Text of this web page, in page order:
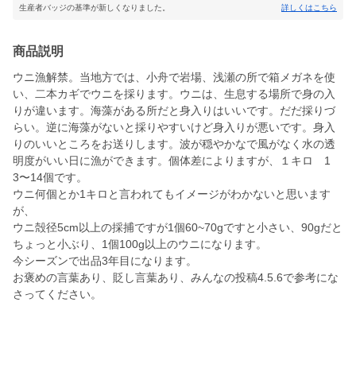
生産者バッジの基準が新しくなりました。 詳しくはこちら
商品説明
ウニ漁解禁。当地方では、小舟で岩場、浅瀬の所で箱メガネを使
い、二本カギでウニを採ります。ウニは、生息する場所で身の入
りが違います。海藻がある所だと身入りはいいです。だだ採りづ
らい。逆に海藻がないと採りやすいけど身入りが悪いです。身入
りのいいところをお送りします。波が穏やかなで風がなく水の透
明度がいい日に漁ができます。個体差によりますが、１キロ 1
3〜14個です。
ウニ何個とか1キロと言われてもイメージがわかないと思います
が、
ウニ殻径5cm以上の採捕ですが1個60~70gですと小さい、90gだと
ちょっと小ぶり、1個100g以上のウニになります。
今シーズンで出品3年目になります。
お褒めの言葉あり、貶し言葉あり、みんなの投稿4.5.6で参考にな
さってください。